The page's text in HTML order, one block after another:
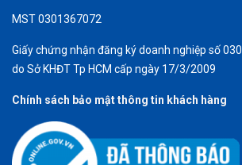
MST 0301367072
Giấy chứng nhận đăng ký doanh nghiệp số
do Sở KHĐT Tp HCM cấp ngày 17/3/2009
Chính sách bảo mật thông tin khách hàng